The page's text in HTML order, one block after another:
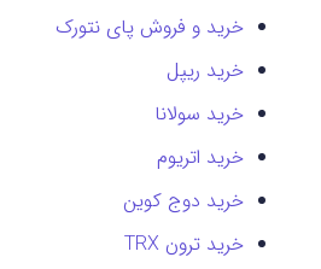
خرید و فروش پای نتورک
خرید ریپل
خرید سولانا
خرید اتریوم
خرید دوج کوین
خرید ترون TRX